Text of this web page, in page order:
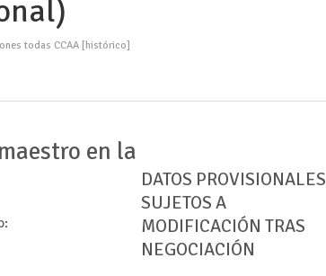
todas CCAA [histórico]
en la
DATOS PROVISIONALES
SUJETOS A
MODIFICACIÓN TRAS
NEGOCIACIÓN